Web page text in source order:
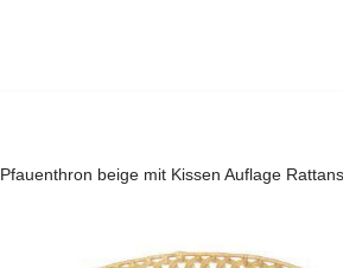
Pfauenthron beige mit Kissen Auflage